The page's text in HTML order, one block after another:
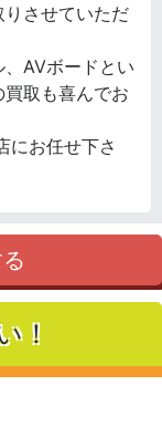
させていただ
AVボードとい
取も喜んでお
にお任せ下さ
！